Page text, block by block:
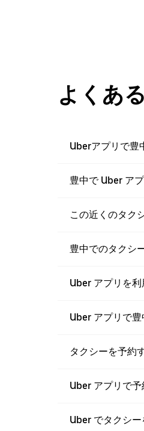
よくあ
Uberアプリで豊
豊中で Uber ア
この近くのタク
豊中でのタクシ
Uber アプリを
Uber アプリで
タクシーを予約
Uber アプリで
Uber でタクシ